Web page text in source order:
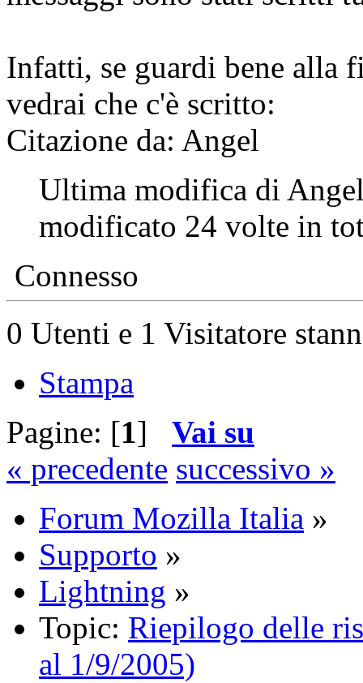
Infatti, se guardi bene alla
vedrai che c'è scritto:
Citazione da: Angel
Ultima modifica di
modificato 24 volte in
Connesso
0 Utenti e 1 Visitatore
Stampa
Pagine: [1] Vai su
« precedente successivo »
Forum Mozilla Italia »
Supporto »
Lightning »
Topic: Riepilogo delle
al 1/9/2005)